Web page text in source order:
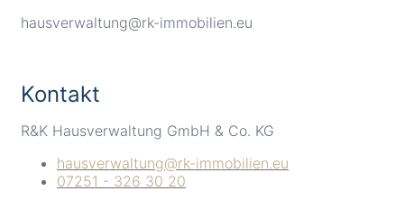
hausverwaltung@rk-immobilien.eu
Kontakt
R&K Hausverwaltung GmbH & Co. KG
hausverwaltung@rk-immobilien.eu
07251 - 326 30 20